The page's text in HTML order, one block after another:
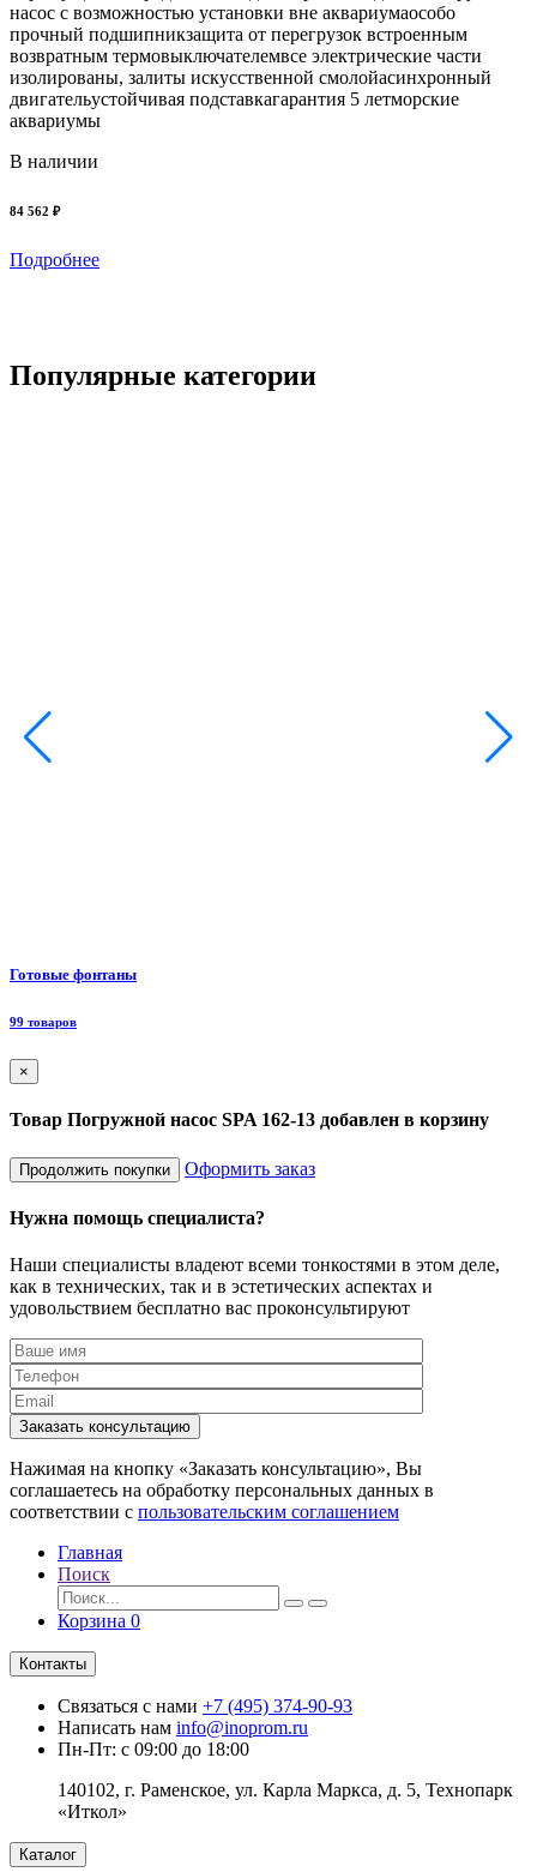
насос с возможностью установки вне аквариумаособо
прочный подшипникзащита от перегрузок встроенным
возвратным термовыключателемвсе электрические части
изолированы, залиты искусственной смолойасинхронный
двигательустойчивая подставкагарантия 5 летморские
аквариумы
В наличии
84 562 ₽
Подробнее
Популярные категории
Готовые фонтаны
99 товаров
×
Товар Погружной насос SPA 162-13 добавлен в корзину
Продолжить покупки Оформить заказ
Нужна помощь специалиста?
Наши специалисты владеют всеми тонкостями в этом деле,
как в технических, так и в эстетических аспектах и
удовольствием бесплатно вас проконсультируют
Заказать консультацию
Нажимая на кнопку «Заказать консультацию», Вы
соглашаетесь на обработку персональных данных в
соответствии с пользовательским соглашением
Главная
Поиск
Корзина 0
Контакты
Связаться с нами +7 (495) 374-90-93
Написать нам info@inoprom.ru
Пн-Пт: с 09:00 до 18:00
140102, г. Раменское, ул. Карла Маркса, д. 5, Технопарк
«Иткол»
Каталог